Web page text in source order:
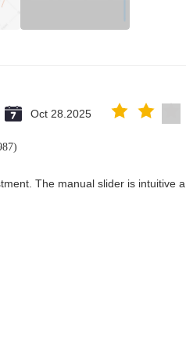
Oct 28.2025
The manual slider is intuitive